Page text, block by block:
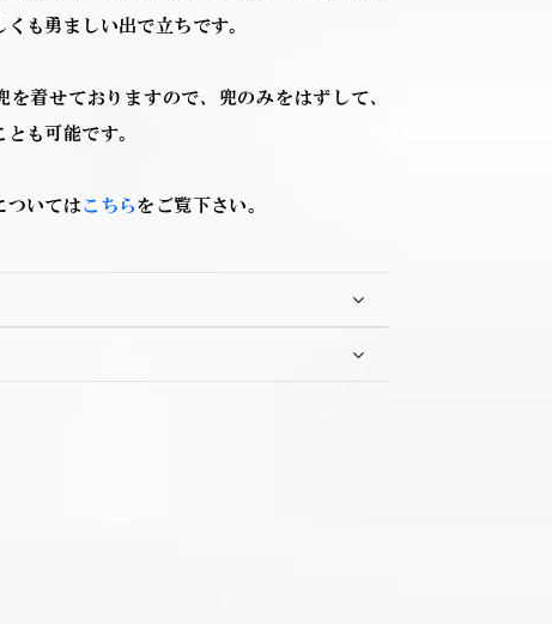
くも勇ましい出で立ちです。
を着せておりますので、兜のみをはずして、
も可能です。
ついてはこちら をご覧下さい。